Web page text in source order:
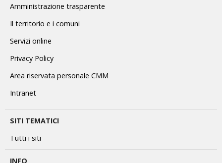
Amministrazione trasparente
Il territorio e i comuni
Servizi online
Privacy Policy
Area riservata personale CMM
Intranet
SITI TEMATICI
Tutti i siti
INFO